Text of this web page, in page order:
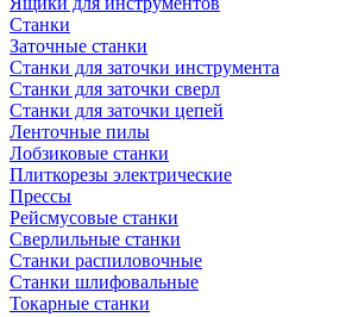
Станки
Заточные станки
Станки для заточки инструмента
Станки для заточки сверл
Станки для заточки цепей
Ленточные пилы
Лобзиковые станки
Плиткорезы электрические
Прессы
Рейсмусовые станки
Сверлильные станки
Станки распиловочные
Станки шлифовальные
Токарные станки